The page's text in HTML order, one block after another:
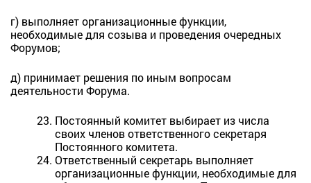
г) выполняет организационные функции,
необходимые для созыва и проведения очередных
Форумов;
д) принимает решения по иным вопросам
деятельности Форума.
Постоянный комитет выбирает из числа
своих членов ответственного секретаря
Постоянного комитета.
Ответственный секретарь выполняет
организационные функции, необходимые для